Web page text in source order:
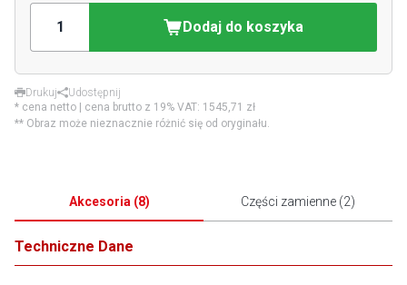
Dodaj do koszyka
Drukuj
Udostępnij
* cena netto | cena brutto z 19% VAT: 1545,71 zł
** Obraz może nieznacznie różnić się od oryginału.
Akcesoria (8) Części zamienne (2)
Techniczne Dane